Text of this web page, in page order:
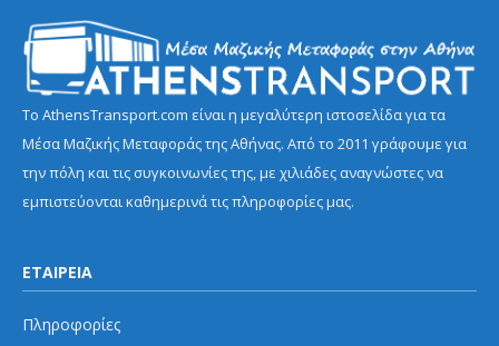
Το AthensTransport.com είναι η μεγαλύτερη ιστοσελίδα για τα
Μέσα Μαζικής Μεταφοράς της Αθήνας. Από το 2011 γράφουμε για
την πόλη και τις συγκοινωνίες της, με χιλιάδες αναγνώστες να
εμπιστεύονται καθημερινά τις πληροφορίες μας.
ΕΤΑΙΡΕΙΑ
Πληροφορίες